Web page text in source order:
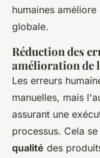
humaines
globale.
Réduction des
amélioration de
Les erreurs
manuelles, mais
assurant une
processus. Cela
qualité des